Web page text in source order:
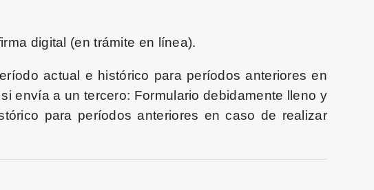
digital (en trámite en línea).
actual e histórico para períodos anteriores en
envía a un tercero: Formulario debidamente lleno y
para períodos anteriores en caso de realizar